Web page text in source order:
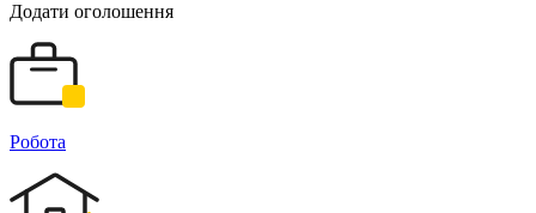
Додати оголошення
Робота